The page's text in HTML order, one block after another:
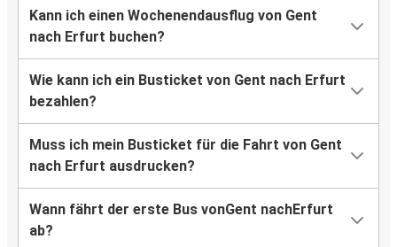
Kann ich einen Wochenendausflug von Gent
nach Erfurt buchen?
Wie kann ich ein Busticket von Gent nach Erfurt
bezahlen?
Muss ich mein Busticket für die Fahrt von Gent
nach Erfurt ausdrucken?
Wann fährt der erste Bus vonGent nachErfurt
ab?